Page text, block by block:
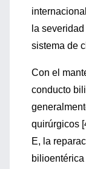
la
sistema de
Con el
conducto
quirúrgicos
E, la